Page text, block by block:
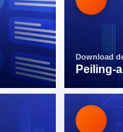
Download
Peiling-